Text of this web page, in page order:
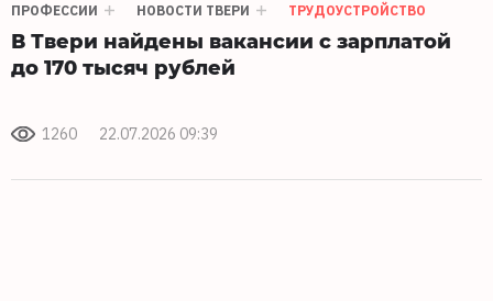
ПРОФЕССИИ НОВОСТИ ТВЕРИ ТРУДОУСТРОЙСТВО
В Твери найдены вакансии с зарплатой
до 170 тысяч рублей
1260 22.07.2026 09:39